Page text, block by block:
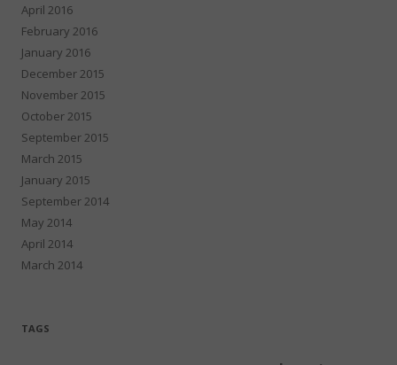
April 2016
February 2016
January 2016
December 2015
November 2015
October 2015
September 2015
March 2015
January 2015
September 2014
May 2014
April 2014
March 2014
TAGS